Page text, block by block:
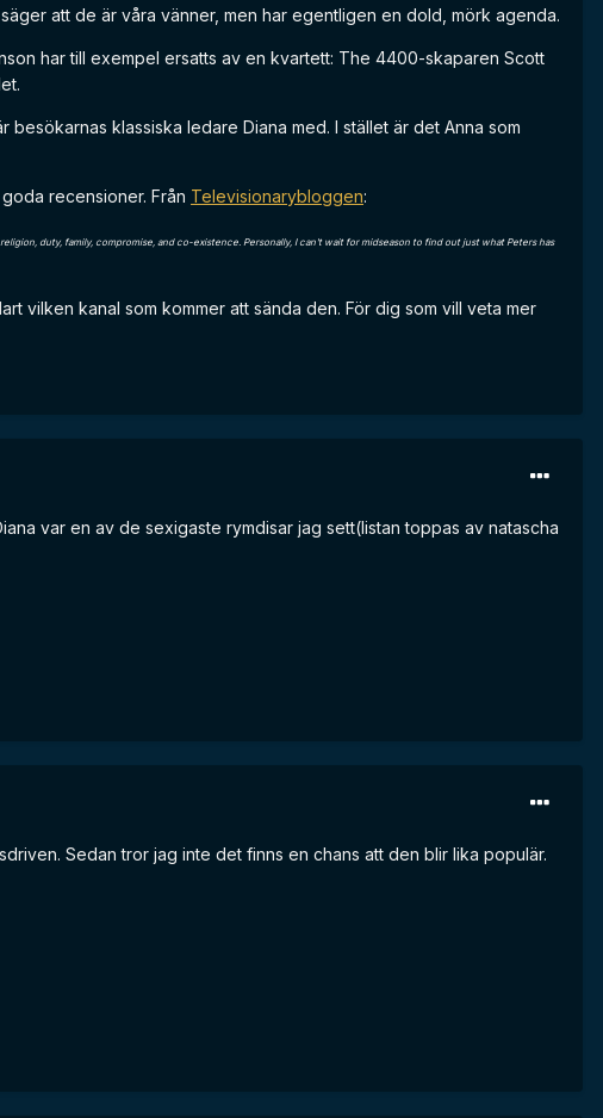
att de är våra vänner, men har egentligen en dold, mörk agenda.
har till exempel ersatts av en kvartett: The 4400-skaparen Scott
klassiska ledare Diana med. I stället är det Anna som
recensioner. Från Televisionarybloggen:
duty, family, compromise, and co-existence. Personally, I can't wait for midseason to find out just what Peters has
vilken kanal som kommer att sända den. För dig som vill veta mer
var en av de sexigaste rymdisar jag sett(listan toppas av natascha
Sedan tror jag inte det finns en chans att den blir lika populär.